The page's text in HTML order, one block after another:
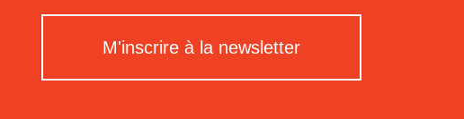
M'inscrire à la newsletter